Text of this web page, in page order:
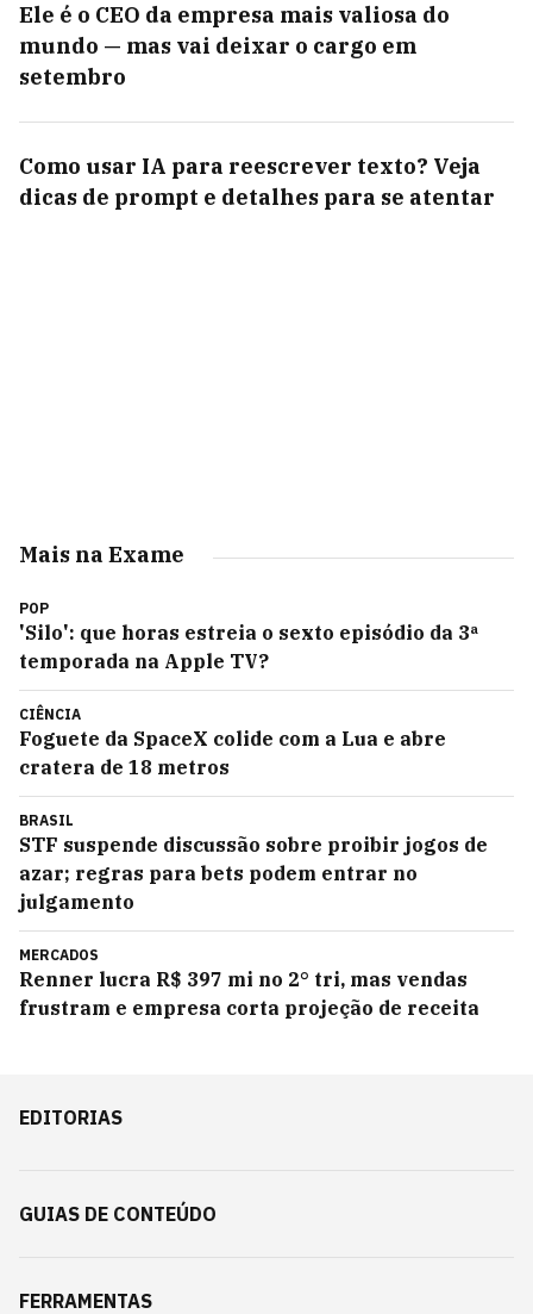
Ele é o CEO da empresa mais valiosa do
mundo — mas vai deixar o cargo em
setembro
Como usar IA para reescrever texto? Veja
dicas de prompt e detalhes para se atentar
Mais na Exame
POP
'Silo': que horas estreia o sexto episódio da 3ª
temporada na Apple TV?
CIÊNCIA
Foguete da SpaceX colide com a Lua e abre
cratera de 18 metros
BRASIL
STF suspende discussão sobre proibir jogos de
azar; regras para bets podem entrar no
julgamento
MERCADOS
Renner lucra R$ 397 mi no 2° tri, mas vendas
frustram e empresa corta projeção de receita
EDITORIAS
GUIAS DE CONTEÚDO
FERRAMENTAS